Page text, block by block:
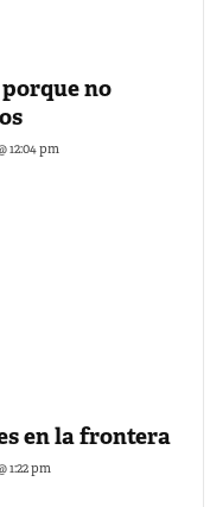
no
12:04 pm
en la frontera
1:22 pm